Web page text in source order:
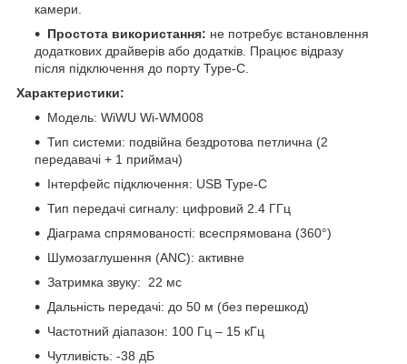
камери.
Простота використання: не потребує встановлення
додаткових драйверів або додатків. Працює відразу
після підключення до порту Type-C.
Характеристики:
Модель: WiWU Wi-WM008
Тип системи: подвійна бездротова петлична (2
передавачі + 1 приймач)
Інтерфейс підключення: USB Type-C
Тип передачі сигналу: цифровий 2.4 ГГц
Діаграма спрямованості: всеспрямована (360°)
Шумозаглушення (ANC): активне
Затримка звуку: 22 мс
Дальність передачі: до 50 м (без перешкод)
Частотний діапазон: 100 Гц – 15 кГц
Чутливість: -38 дБ